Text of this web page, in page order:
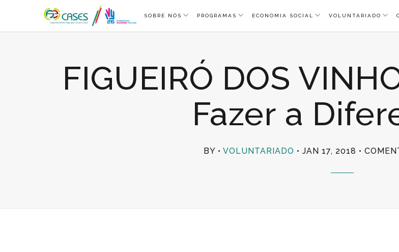
SOBRE NÓS PROGRAMAS ECONOMIA SOCIAL VOLUNTARIADO
FIGUEIRÓ DOS
Fazer a
BY VOLUNTARIADO JAN 17, 2018